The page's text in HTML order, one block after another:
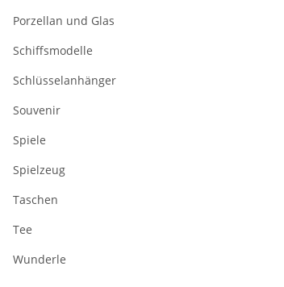
Porzellan und Glas
Schiffsmodelle
Schlüsselanhänger
Souvenir
Spiele
Spielzeug
Taschen
Tee
Wunderle